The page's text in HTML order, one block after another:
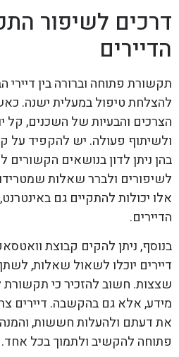
דרכים לשיפור
הדיירים
תקשורת פתוחה וברורה בין דיירי
להצלחת טיפול במעלית ישנה.
הצרכים והבעיות של השכנים, קל
ולשיתוף פעולה. יש להקפיד על
בהן ניתן לדון בנושאים הקשורים
לשיפורים ולברר שאלות
אלו יכולות להתקיים גם
הדיירים.
בנוסף, ניתן להקים קבוצת
דיירים יוכלו לשאול שאלות,
שצצות. חשוב להזכיר כי
מידע, אלא גם בהקשבה. דיירים
את דעתם ולהעלות חששות,
פתוחה להקשיב ולתמוך בכל אחד.